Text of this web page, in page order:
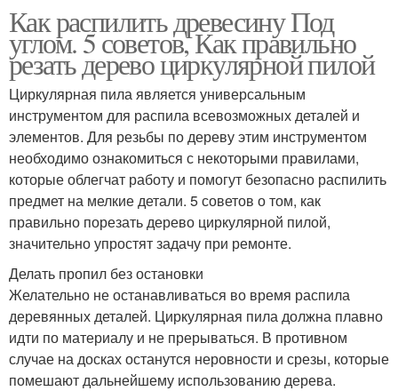
Как распилить древесину Под
углом. 5 советов, Как правильно
резать дерево циркулярной пилой
Циркулярная пила является универсальным
инструментом для распила всевозможных деталей и
элементов. Для резьбы по дереву этим инструментом
необходимо ознакомиться с некоторыми правилами,
которые облегчат работу и помогут безопасно распилить
предмет на мелкие детали. 5 советов о том, как
правильно порезать дерево циркулярной пилой,
значительно упростят задачу при ремонте.
Делать пропил без остановки
Желательно не останавливаться во время распила
деревянных деталей. Циркулярная пила должна плавно
идти по материалу и не прерываться. В противном
случае на досках останутся неровности и срезы, которые
помешают дальнейшему использованию дерева.